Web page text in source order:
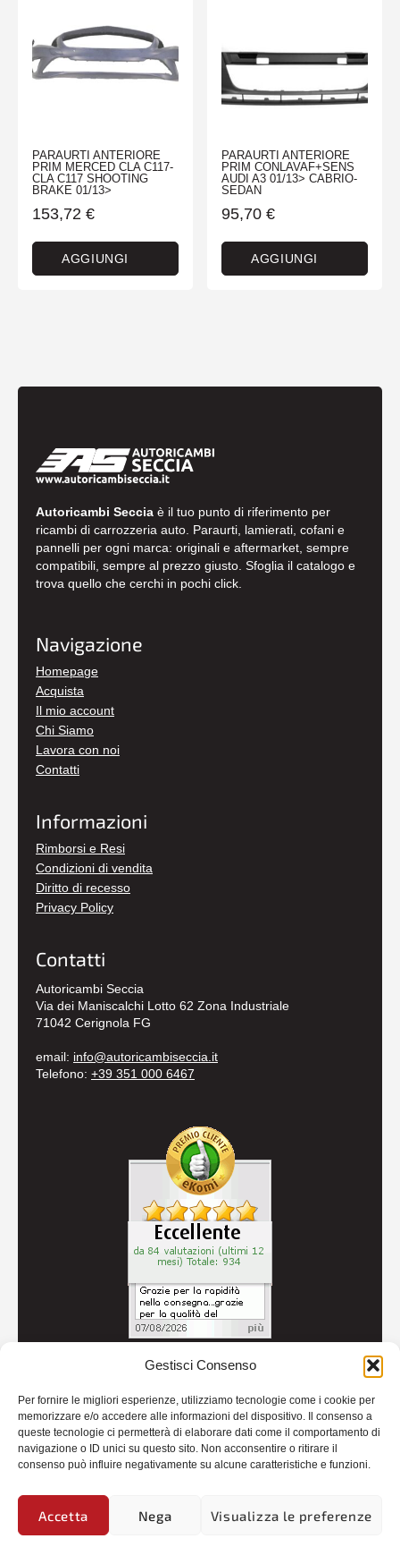
Gestisci Consenso
Per fornire le migliori esperienze, utilizziamo tecnologie come i cookie per
memorizzare e/o accedere alle informazioni del dispositivo. Il consenso a
queste tecnologie ci permetterà di elaborare dati come il comportamento di
navigazione o ID unici su questo sito. Non acconsentire o ritirare il
consenso può influire negativamente su alcune caratteristiche e funzioni.
Accetta Nega Visualizza le preferenze
PARAURTI ANTERIORE
PRIM MERCED CLA C117-
CLA C117 SHOOTING
BRAKE 01/13>
153,72 €
AGGIUNGI
PARAURTI ANTERIORE
PRIM CONLAVAF+SENS
AUDI A3 01/13> CABRIO-
SEDAN
95,70 €
AGGIUNGI
Autoricambi Seccia è il tuo punto di riferimento per
ricambi di carrozzeria auto. Paraurti, lamierati, cofani e
pannelli per ogni marca: originali e aftermarket, sempre
compatibili, sempre al prezzo giusto. Sfoglia il catalogo e
trova quello che cerchi in pochi click.
Navigazione
Homepage
Acquista
Il mio account
Chi Siamo
Lavora con noi
Contatti
Informazioni
Rimborsi e Resi
Condizioni di vendita
Diritto di recesso
Privacy Policy
Contatti
Autoricambi Seccia
Via dei Maniscalchi Lotto 62 Zona Industriale
71042 Cerignola FG
email: info@autoricambiseccia.it
Telefono: +39 351 000 6467
Credits